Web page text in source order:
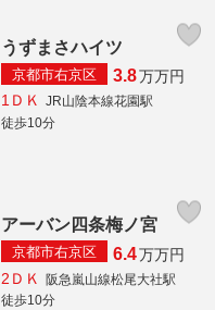
うずまさハイツ
京都市右京区 3.8万万円
1ＤＫ JR山陰本線花園駅
徒歩10分
アーバン四条梅ノ宮
京都市右京区 6.4万万円
2ＤＫ
阪急嵐山線松尾大社駅
徒歩10分